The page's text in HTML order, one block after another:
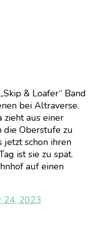
& Loafer“ Band
bei Altraverse.
zieht aus einer
die Oberstufe zu
jetzt schon ihren
ist sie zu spät.
auf einen
24, 2023